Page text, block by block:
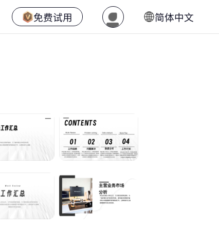
免费试用 简体中文